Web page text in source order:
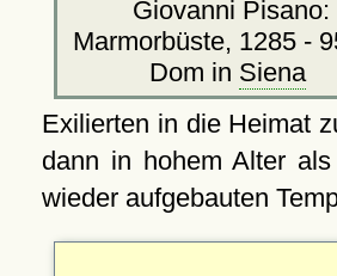
Giovanni Pisano:
Marmorbüste, 1285 -
Dom in Siena
Exilierten in die Heimat
dann in hohem Alter
wieder aufgebauten